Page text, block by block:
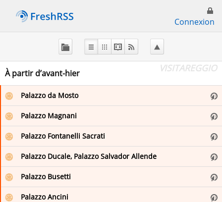
Connexion
À
FreshRSS
Flux principal
Favoris (0)
en
Elizabeth Minchilli
À partir d’avant-hier VISITAREGGIO
Palazzo da Mosto
Palazzo Magnani
Palazzo Fontanelli Sacrati
Palazzo Ducale, Palazzo Salvador Allende
Palazzo Busetti
Palazzo Ancini